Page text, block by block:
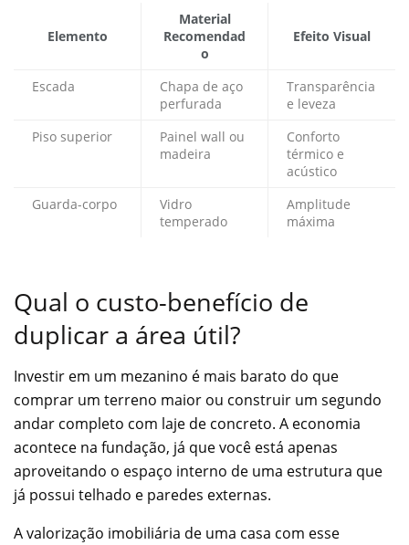
Elemento
Material
Recomendad
o
Efeito Visual
Escada
Chapa de aço
perfurada
Transparência
e leveza
Piso superior
Painel wall ou
madeira
Conforto
térmico e
acústico
Guarda-corpo
Vidro
temperado
Amplitude
máxima
Qual o custo-benefício de
duplicar a área útil?
Investir em um mezanino é mais barato do que
comprar um terreno maior ou construir um segundo
andar completo com laje de concreto. A economia
acontece na fundação, já que você está apenas
aproveitando o espaço interno de uma estrutura que
já possui telhado e paredes externas.
A valorização imobiliária de uma casa com esse